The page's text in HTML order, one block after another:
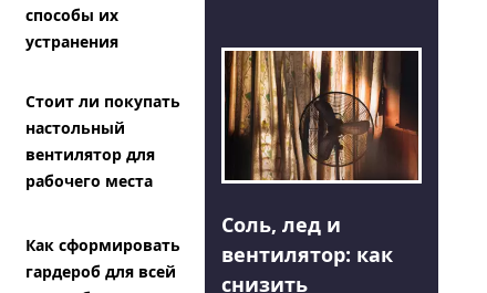
способы их
устранения
Стоит ли покупать
настольный
вентилятор для
рабочего места
Как сформировать
гардероб для всей
Соль, лед и
вентилятор: как
снизить